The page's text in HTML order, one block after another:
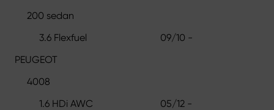
200 sedan
3.6 Flexfuel
09/10 -
PEUGEOT
4008
1.6 HDi AWC
05/12 -